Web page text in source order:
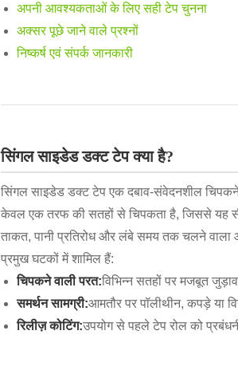
अपनी आवश्यकताओं के लिए सही टेप चुनना
अक्सर पूछे जाने वाले प्रश्नों
निष्कर्ष एवं संपर्क जानकारी
सिंगल साइडेड डक्ट टेप क्या है?
सिंगल साइडेड डक्ट टेप एक दबाव-संवेदनशील चिपकने
केवल एक तरफ की सतहों से चिपकता है, जिससे यह
ताकत, पानी प्रतिरोध और लंबे समय तक चलने
प्रमुख घटकों में शामिल हैं:
चिपकने वाली परत:विभिन्न सतहों पर मजबूत
समर्थन सामग्री:आमतौर पर पॉलीथीन, कपड़े या
रिलीज़ कोटिंग:उपयोग से पहले टेप रोल को